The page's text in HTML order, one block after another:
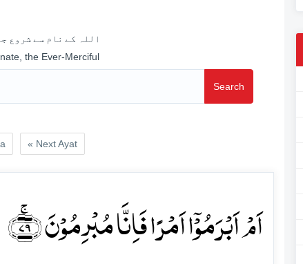
اللہ کے نام سے شروع
the Ever-Merciful
Search
« Next Ayat
اَمۡ اَبۡرَمُوۡۤا اَمۡرًا فَاِنَّا مُبۡرِمُوۡنَ ﴿ۚ۷۹﴾